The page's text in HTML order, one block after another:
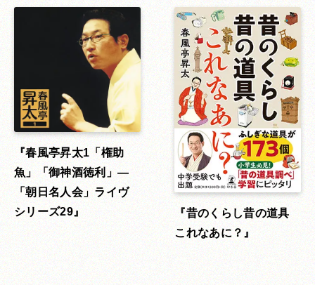
春風亭昇太1「権助
魚」「御神酒徳利」―
「朝日名人会」ライヴ
シリーズ29
昔のくらし昔の道具
これなあに？